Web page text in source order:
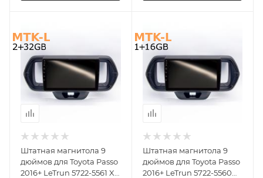
Штатная магнитола 9
дюймов для Toyota Passo
2016+ LeTrun 5722-5561 XY
Штатная магнитола 9
дюймов для Toyota Passo
2016+ LeTrun 5722-5560